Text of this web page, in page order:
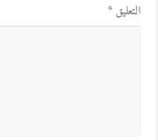
التعليق*